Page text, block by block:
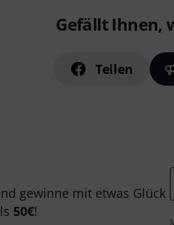
Gefällt Ihnen,
Teilen
gewinne mit etwas Glück
50€!